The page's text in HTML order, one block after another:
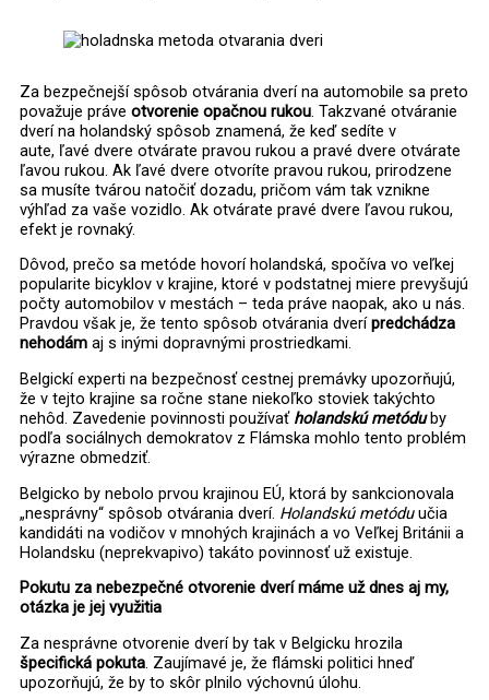
Za bezpečnejší spôsob otvárania dverí na automobile sa preto
považuje práve otvorenie opačnou rukou. Takzvané otváranie
dverí na holandský spôsob znamená, že keď sedíte v
aute, ľavé dvere otvárate pravou rukou a pravé dvere otvárate
ľavou rukou. Ak ľavé dvere otvoríte pravou rukou, prirodzene
sa musíte tvárou natočiť dozadu, pričom vám tak vznikne
výhľad za vaše vozidlo. Ak otvárate pravé dvere ľavou rukou,
efekt je rovnaký.
Dôvod, prečo sa metóde hovorí holandská, spočíva vo veľkej
popularite bicyklov v krajine, ktoré v podstatnej miere prevyšujú
počty automobilov v mestách – teda práve naopak, ako u nás.
Pravdou však je, že tento spôsob otvárania dverípredchádza
nehodám aj s inými dopravnými prostriedkami.
Belgickí experti na bezpečnosť cestnej premávky upozorňujú,
že v tejto krajine sa ročne stane niekoľko stoviek takýchto
nehôd. Zavedenie povinnosti používať holandskú metóduby
podľa sociálnych demokratov z Flámska mohlo tento problém
výrazne obmedziť.
Belgicko by nebolo prvou krajinou EÚ, ktorá by sankcionovala
„nesprávny“ spôsob otvárania dverí. Holandskú metóduučia
kandidáti na vodičov v mnohých krajinách a vo Veľkej Británii a
Holandsku (neprekvapivo) takáto povinnosť už existuje.
Pokutu za nebezpečné otvorenie dverí máme už dnes aj my,
otázka je jej využitia
Za nesprávne otvorenie dverí by tak v Belgicku hrozila
špecifická pokuta. Zaujímavé je, že flámski politici hneď
upozorňujú, že by to skôr plnilo výchovnú úlohu.